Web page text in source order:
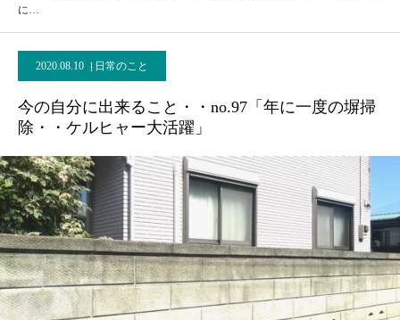
に…
2020.08.10 日常のこと
今の自分に出来ること・・no.97「年に一度の塀掃
除・・ケルヒャー大活躍」